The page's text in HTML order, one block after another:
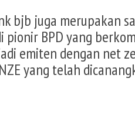
bjb juga merupakan
pionir BPD yang
emiten dengan net
yang telah